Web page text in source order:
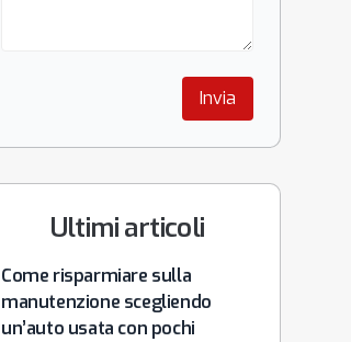
Invia
Ultimi articoli
Come risparmiare sulla
manutenzione scegliendo
un’auto usata con pochi